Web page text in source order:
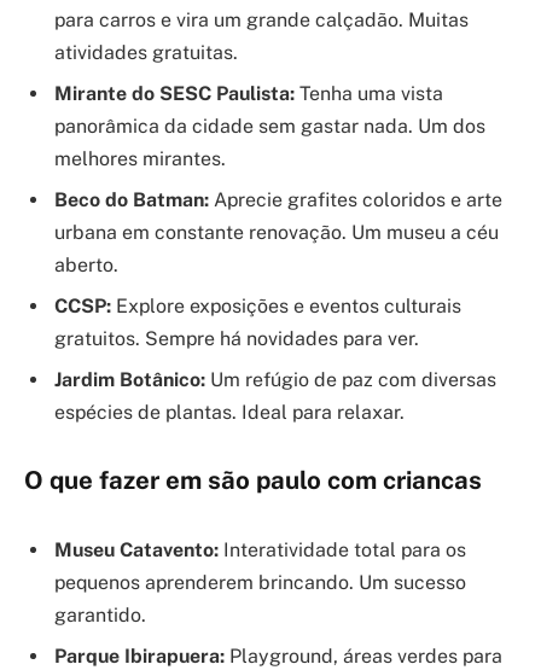
para carros e vira um grande calçadão. Muitas
atividades gratuitas.
Mirante do SESC Paulista: Tenha uma vista
panorâmica da cidade sem gastar nada. Um dos
melhores mirantes.
Beco do Batman: Aprecie grafites coloridos e arte
urbana em constante renovação. Um museu a céu
aberto.
CCSP: Explore exposições e eventos culturais
gratuitos. Sempre há novidades para ver.
Jardim Botânico: Um refúgio de paz com diversas
espécies de plantas. Ideal para relaxar.
O que fazer em são paulo com criancas
Museu Catavento: Interatividade total para os
pequenos aprenderem brincando. Um sucesso
garantido.
Parque Ibirapuera: Playground, áreas verdes para